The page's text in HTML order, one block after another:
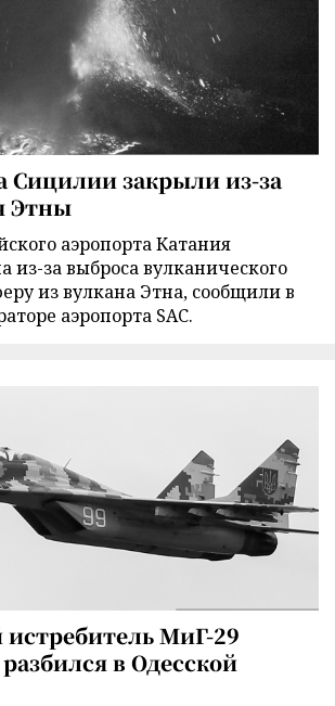
Сицилии закрыли из-за
Этны
аэропорта Катания
из-за выброса вулканического
из вулкана Этна, сообщили в
аэропорта SAC.
МиГ-29
в Одесской